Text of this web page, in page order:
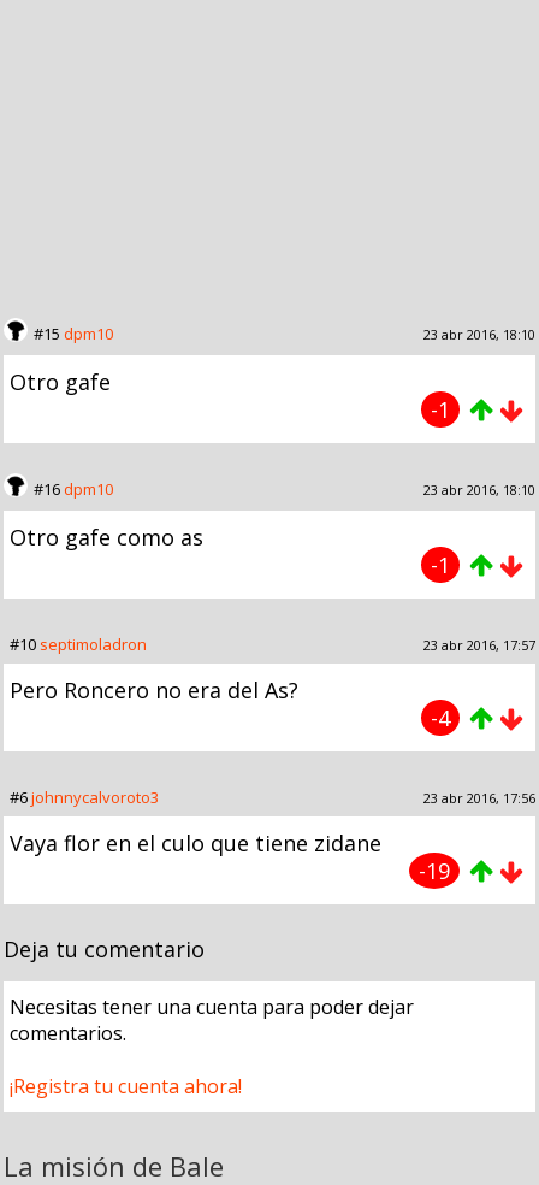
#15 dpm10 23 abr 2016, 18:10
Otro gafe
-1
#16dpm10 23 abr 2016, 18:10
Otro gafe como as
-1
#10 septimoladron 23 abr 2016, 17:57
Pero Roncero no era del As?
-4
#6johnnycalvoroto3 23 abr 2016, 17:56
Vaya flor en el culo que tiene zidane
-19
Deja tu comentario
Necesitas tener una cuenta para poder dejar
comentarios.
¡Registra tu cuenta ahora!
La misión de Bale